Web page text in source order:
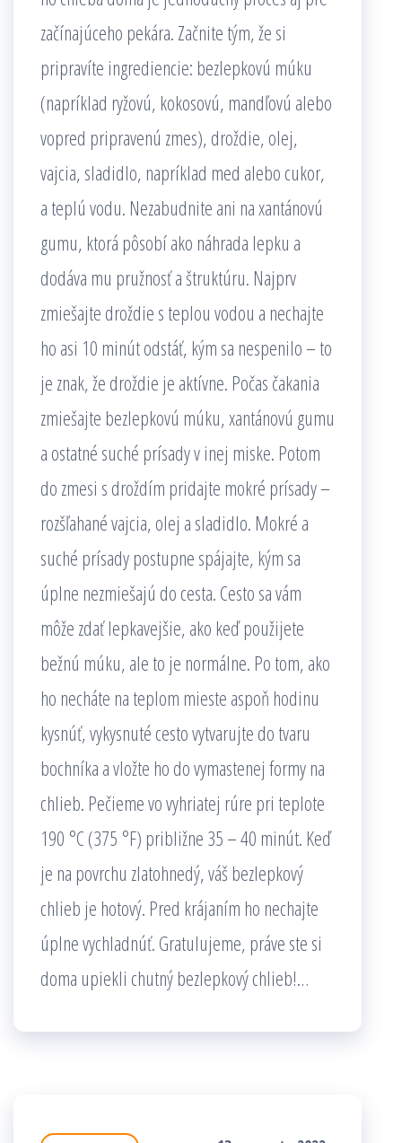
začínajúceho pekára. Začnite tým, že si
pripravíte ingrediencie: bezlepkovú múku
(napríklad ryžovú, kokosovú, mandľovú alebo
vopred pripravenú zmes), droždie, olej,
vajcia, sladidlo, napríklad med alebo cukor,
a teplú vodu. Nezabudnite ani na xantánovú
gumu, ktorá pôsobí ako náhrada lepku a
dodáva mu pružnosť a štruktúru. Najprv
zmiešajte droždie s teplou vodou a nechajte
ho asi 10 minút odstáť, kým sa nespenilo – to
je znak, že droždie je aktívne. Počas čakania
zmiešajte bezlepkovú múku, xantánovú gumu
a ostatné suché prísady v inej miske. Potom
do zmesi s droždím pridajte mokré prísady –
rozšľahané vajcia, olej a sladidlo. Mokré a
suché prísady postupne spájajte, kým sa
úplne nezmiešajú do cesta. Cesto sa vám
môže zdať lepkavejšie, ako keď použijete
bežnú múku, ale to je normálne. Po tom, ako
ho necháte na teplom mieste aspoň hodinu
kysnúť, vykysnuté cesto vytvarujte do tvaru
bochníka a vložte ho do vymastenej formy na
chlieb. Pečieme vo vyhriatej rúre pri teplote
190 °C (375 °F) približne 35 – 40 minút. Keď
je na povrchu zlatohnedý, váš bezlepkový
chlieb je hotový. Pred krájaním ho nechajte
úplne vychladnúť. Gratulujeme, práve ste si
doma upiekli chutný bezlepkový chlieb!…